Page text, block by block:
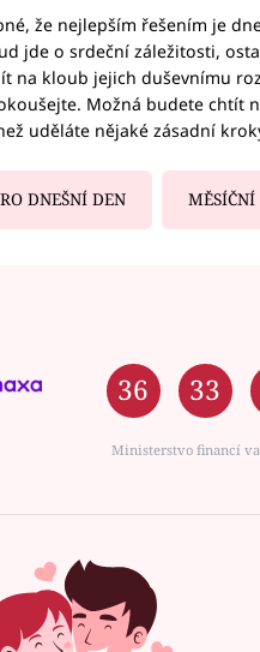
že nejlepším řešením je
jde o srdeční záležitosti,
na kloub jejich duševnímu
Možná budete chtít
uděláte nějaké zásadní
DNEŠNÍ DEN MĚSÍČNÍ
36 33
Ministerstvo financí